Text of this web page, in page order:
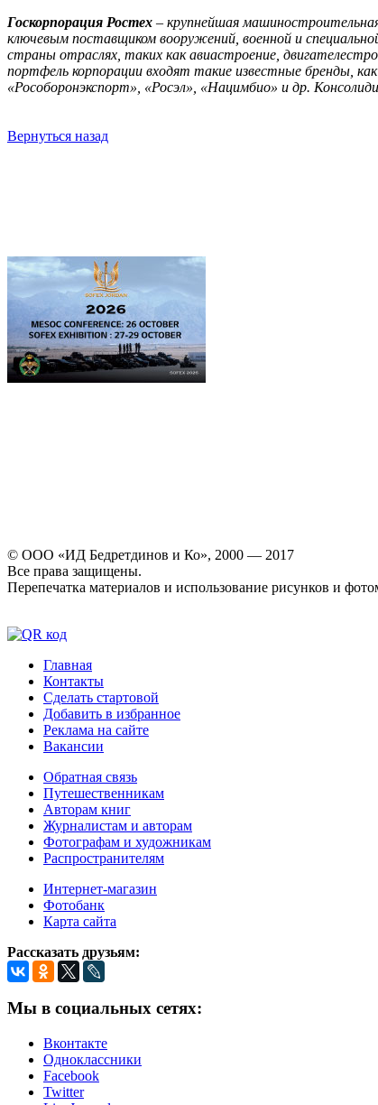
Госкорпорация Ростех – крупнейшая
ключевым поставщиком вооружений, военной и
страны отраслях, таких как авиастроение,
портфель корпорации входят такие известные бренды,
«Рособоронэкспорт», «Росэл», «Нацимбио» и др.
Вернуться назад
© ООО «ИД Бедретдинов и Ко», 2000 — 2017
Все права защищены.
Перепечатка материалов и использование рисунков и
Главная
Контакты
Сделать стартовой
Добавить в избранное
Реклама на сайте
Вакансии
Обратная связь
Путешественникам
Авторам книг
Журналистам и авторам
Фотографам и художникам
Распространителям
Интернет-магазин
Фотобанк
Карта сайта
Рассказать друзьям:
Мы в социальных сетях:
Вконтакте
Одноклассники
Facebook
Twitter